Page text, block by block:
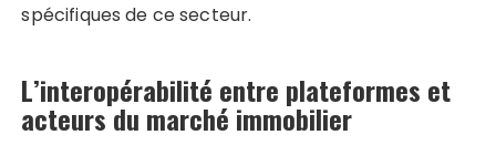
spécifiques de ce secteur.
L’interopérabilité entre plateformes et
acteurs du marché immobilier